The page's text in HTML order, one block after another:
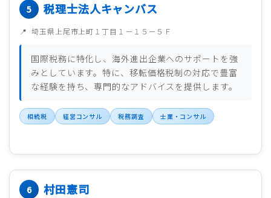
税理士法人キャンバス
埼玉県上尾市上町１丁目１－１５－５Ｆ
国際税務に特化し、海外進出企業へのサポートを強
みとしています。特に、移転価格税制の対応で豊富
な経験を持ち、専門的なアドバイスを提供します。
相続税 経営コンサル 税務調査 士業・コンサル
村田憲司